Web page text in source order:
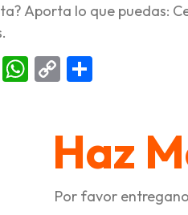
Aporta lo que puedas:
LinkedIn
WhatsApp
Copy
Haz
Por favor